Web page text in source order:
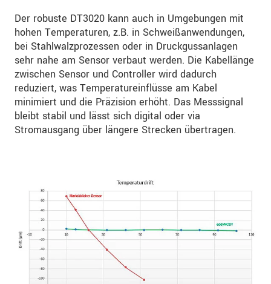
Der robuste DT3020 kann auch in Umgebungen mit
hohen Temperaturen, z.B. in Schweißanwendungen,
bei Stahlwalzprozessen oder in Druckgussanlagen
sehr nahe am Sensor verbaut werden. Die Kabellänge
zwischen Sensor und Controller wird dadurch
reduziert, was Temperatureinflüsse am Kabel
minimiert und die Präzision erhöht. Das Messsignal
bleibt stabil und lässt sich digital oder via
Stromausgang über längere Strecken übertragen.